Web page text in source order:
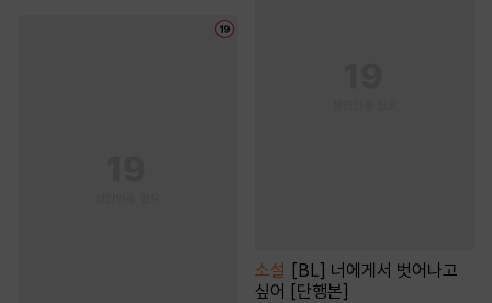
소설 [BL] 너에게서 벗어나고
싶어 [단행본]